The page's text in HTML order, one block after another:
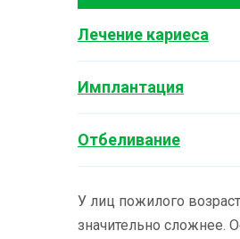
Лечение кариеса
Имплантация
Отбеливание
У лиц пожилого
значительно сложнее.